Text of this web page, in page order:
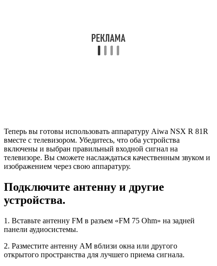
Теперь вы готовы использовать аппаратуру Aiwa NSX R 81R
вместе с телевизором. Убедитесь, что оба устройства
включены и выбран правильный входной сигнал на
телевизоре. Вы сможете наслаждаться качественным звуком и
изображением через свою аппаратуру.
Подключите антенну и другие
устройства.
1. Вставьте антенну FM в разъем «FM 75 Ohm» на задней
панели аудиосистемы.
2. Разместите антенну AM вблизи окна или другого
открытого пространства для лучшего приема сигнала.